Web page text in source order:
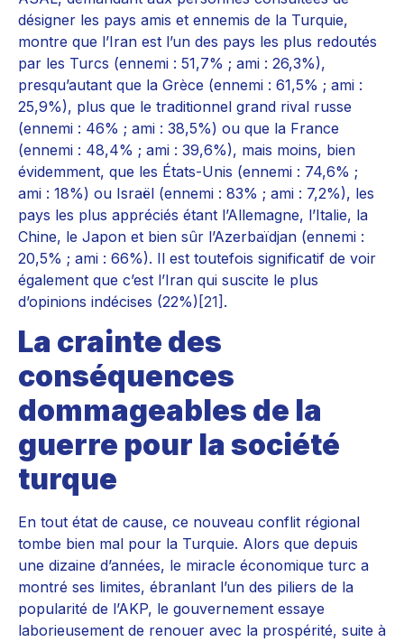
désigner les pays amis et ennemis de la Turquie,
montre que l’Iran est l’un des pays les plus redoutés
par les Turcs (ennemi : 51,7% ; ami : 26,3%),
presqu’autant que la Grèce (ennemi : 61,5% ; ami :
25,9%), plus que le traditionnel grand rival russe
(ennemi : 46% ; ami : 38,5%) ou que la France
(ennemi : 48,4% ; ami : 39,6%), mais moins, bien
évidemment, que les États-Unis (ennemi : 74,6% ;
ami : 18%) ou Israël (ennemi : 83% ; ami : 7,2%), les
pays les plus appréciés étant l’Allemagne, l’Italie, la
Chine, le Japon et bien sûr l’Azerbaïdjan (ennemi :
20,5% ; ami : 66%). Il est toutefois significatif de voir
également que c’est l’Iran qui suscite le plus
d’opinions indécises (22%) [21] .
La crainte des
conséquences
dommageables de la
guerre pour la société
turque
En tout état de cause, ce nouveau conflit régional
tombe bien mal pour la Turquie. Alors que depuis
une dizaine d’années, le miracle économique turc a
montré ses limites, ébranlant l’un des piliers de la
popularité de l’AKP, le gouvernement essaye
laborieusement de renouer avec la prospérité, suite à